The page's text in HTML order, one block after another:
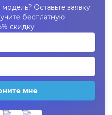
Оставьте заявку
бесплатную
скидку
мне